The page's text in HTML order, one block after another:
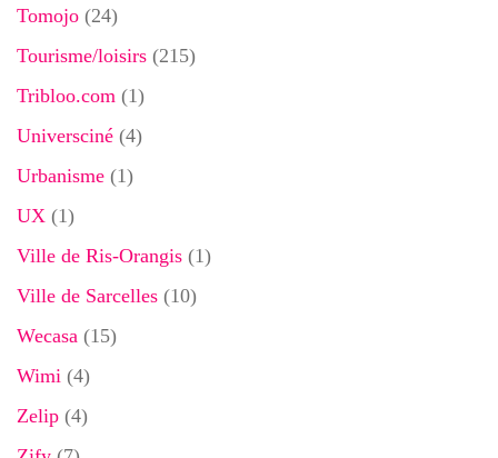
Tomojo (24)
Tourisme/loisirs (215)
Tribloo.com (1)
Universciné (4)
Urbanisme (1)
UX (1)
Ville de Ris-Orangis (1)
Ville de Sarcelles (10)
Wecasa (15)
Wimi (4)
Zelip (4)